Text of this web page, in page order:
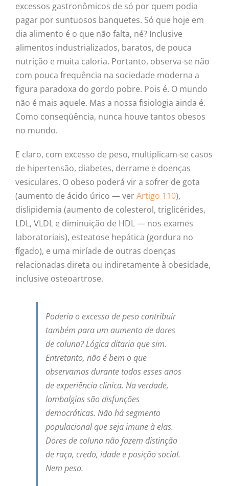
excessos gastronômicos de só por quem podia
pagar por suntuosos banquetes. Só que hoje em
dia alimento é o que não falta, né? Inclusive
alimentos industrializados, baratos, de pouca
nutrição e muita caloria. Portanto, observa-se não
com pouca frequência na sociedade moderna a
figura paradoxa do gordo pobre. Pois é. O mundo
não é mais aquele. Mas a nossa fisiologia ainda é.
Como conseqüência, nunca houve tantos obesos
no mundo.
E claro, com excesso de peso, multiplicam-se casos
de hipertensão, diabetes, derrame e doenças
vesiculares. O obeso poderá vir a sofrer de gota
(aumento de ácido úrico — verArtigo 110),
dislipidemia (aumento de colesterol, triglicérides,
LDL, VLDL e diminuição de HDL — nos exames
laboratoriais), esteatose hepática (gordura no
fígado), e uma miríade de outras doenças
relacionadas direta ou indiretamente à obesidade,
inclusive osteoartrose.
Poderia o excesso de peso contribuir
também para um aumento de dores
de coluna? Lógica ditaria que sim.
Entretanto, não é bem o que
observamos durante todos esses anos
de experiência clínica. Na verdade,
lombalgias são disfunções
democráticas. Não há segmento
populacional que seja imune à elas.
Dores de coluna não fazem distinção
de raça, credo, idade e posição social.
Nem peso.